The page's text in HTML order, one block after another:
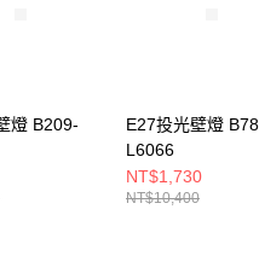
足之情形，本公司將視審查結果
註冊。若發現惡意使用之情形，
之使用額度並採取法律行動。
燈 B209-
E27投光壁燈
L6066
NT$1,730
NT$10,400